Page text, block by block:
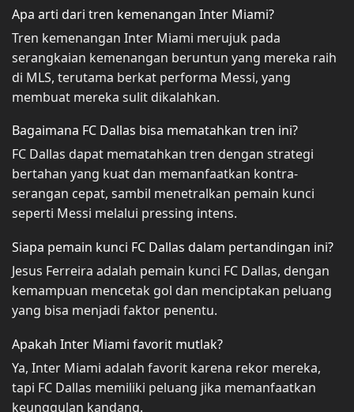
Apa arti dari tren kemenangan Inter Miami?
Tren kemenangan Inter Miami merujuk pada
serangkaian kemenangan beruntun yang mereka raih
di MLS, terutama berkat performa Messi, yang
membuat mereka sulit dikalahkan.
Bagaimana FC Dallas bisa mematahkan tren ini?
FC Dallas dapat mematahkan tren dengan strategi
bertahan yang kuat dan memanfaatkan kontra-
serangan cepat, sambil menetralkan pemain kunci
seperti Messi melalui pressing intens.
Siapa pemain kunci FC Dallas dalam pertandingan ini?
Jesus Ferreira adalah pemain kunci FC Dallas, dengan
kemampuan mencetak gol dan menciptakan peluang
yang bisa menjadi faktor penentu.
Apakah Inter Miami favorit mutlak?
Ya, Inter Miami adalah favorit karena rekor mereka,
tapi FC Dallas memiliki peluang jika memanfaatkan
keunggulan kandang.